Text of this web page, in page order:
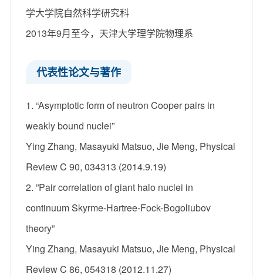
学大学院自然科学研究科
2013年9月至今，天津大学理学院物理系
​代表性论文与著作
1. “Asymptotic form of neutron Cooper pairs in
weakly bound nuclei”
Ying Zhang, Masayuki Matsuo, Jie Meng, Physical
Review C 90, 034313 (2014.9.19)
2. ”Pair correlation of giant halo nuclei in
continuum Skyrme-Hartree-Fock-Bogoliubov
theory”
Ying Zhang, Masayuki Matsuo, Jie Meng, Physical
Review C 86, 054318 (2012.11.27)